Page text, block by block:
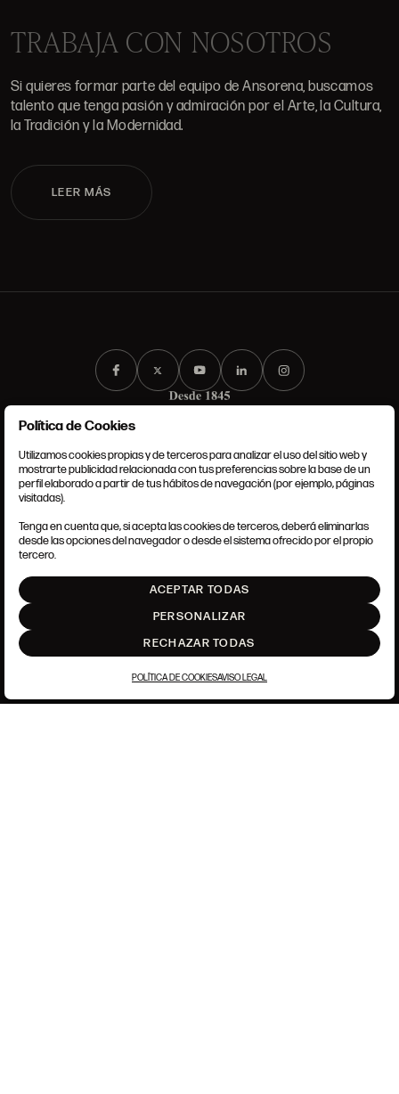
TRABAJA CON NOSOTROS
Si quieres formar parte del equipo de Ansorena, buscamos
talento que tenga pasión y admiración por el Arte, la Cultura,
la Tradición y la Modernidad.
LEER MÁS
CONDICIONES GENERALES
POLÍTICA DE COOKIES
AJUSTE DE COOKIES
Política de Cookies
Utilizamos cookies propias y de terceros para analizar el uso del sitio web y
mostrarte publicidad relacionada con tus preferencias sobre la base de un
perfil elaborado a partir de tus hábitos de navegación (por ejemplo, páginas
visitadas).
Tenga en cuenta que, si acepta las cookies de terceros, deberá eliminarlas
desde las opciones del navegador o desde el sistema ofrecido por el propio
tercero.
ACEPTAR TODAS
PERSONALIZAR
RECHAZAR TODAS
POLÍTICA DE COOKIESAVISO LEGAL